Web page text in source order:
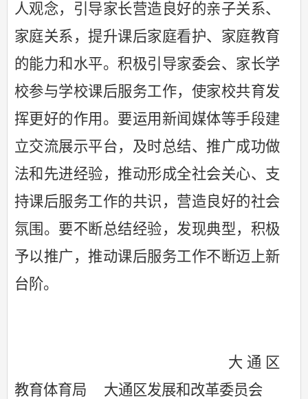
人观念，引导家长营造良好的亲子关系、
家庭关系，提升课后家庭看护、家庭教育
的能力和水平。积极引导家委会、家长学
校参与学校课后服务工作，使家校共育发
挥更好的作用。要运用新闻媒体等手段建
立交流展示平台，及时总结、推广成功做
法和先进经验，推动形成全社会关心、支
持课后服务工作的共识，营造良好的社会
氛围。要不断总结经验，发现典型，积极
予以推广，推动课后服务工作不断迈上新
台阶。
大通区
教育体育局
大通区发展和改革委员会